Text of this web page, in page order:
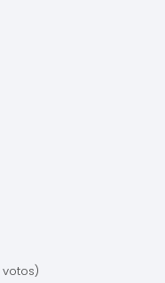
votos)